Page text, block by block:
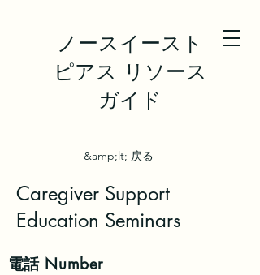
ノースイースト
ピアス リソース
ガイド
&amp;lt; 戻る
Caregiver Support
Education Seminars
電話Number